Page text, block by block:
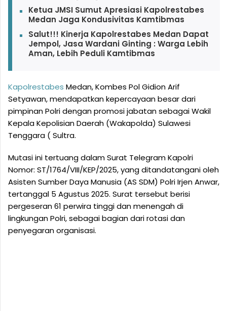
Ketua JMSI Sumut Apresiasi Kapolrestabes
Medan Jaga Kondusivitas Kamtibmas
Salut!!! Kinerja Kapolrestabes Medan Dapat
Jempol, Jasa Wardani Ginting : Warga Lebih
Aman, Lebih Peduli Kamtibmas
Kapolrestabes Medan, Kombes Pol Gidion Arif
Setyawan, mendapatkan kepercayaan besar dari
pimpinan Polri dengan promosi jabatan sebagai Wakil
Kepala Kepolisian Daerah (Wakapolda) Sulawesi
Tenggara ( Sultra.
Mutasi ini tertuang dalam Surat Telegram Kapolri
Nomor: ST/1764/VIII/KEP/2025, yang ditandatangani oleh
Asisten Sumber Daya Manusia (AS SDM) Polri Irjen Anwar,
tertanggal 5 Agustus 2025. Surat tersebut berisi
pergeseran 61 perwira tinggi dan menengah di
lingkungan Polri, sebagai bagian dari rotasi dan
penyegaran organisasi.